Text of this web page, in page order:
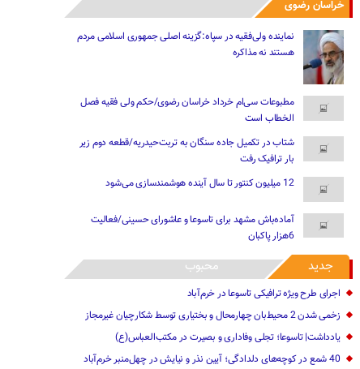
خراسان رضوی
نماینده ولی‌فقیه در سپاه:گزینه اصلی جمهوری اسلامی مردم
هستند نه مذاکره
مطبوعات سی‌ام خرداد خراسان رضوی/حکم ولی فقیه فصل
الخطاب است
شتاب در تکمیل جاده سنگان به تربت‌حیدریه/قطعه دوم زیر
بار ترافیک رفت
12 میلیون کنتور تا سال آینده هوشمندسازی می‌شود
آماده‌باش مشهد برای تاسوعا و عاشورای حسینی/فعالیت
6هزار پاکبان
جدید محبوب
اجرای طرح ویژه ترافیکی تاسوعا در خرم‌آباد
زخمی شدن 2 محیط‌بان چهارمحال و بختیاری توسط شکارچیان غیرمجاز
یادداشت| تاسوعا؛ تجلی وفاداری و بصیرت در مکتب‌العباس(ع)
40 شمع در کوچه‌های دلدادگی؛ آیین نذر و نیایش در چهل‌منبر خرم‌آباد